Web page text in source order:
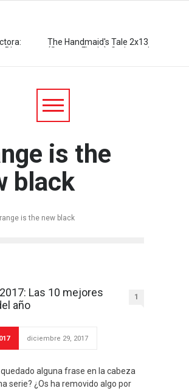
The Handmaid's Tale 2x13
(Season Finale): Godspeed
The Handmaid's Tale 2x10:
Un palo tras otro
posible
The Handmaid's Tale 2x08:
a
The Handmaid's Tale 2x07:
The Handmaid's Tale 2x06:
is the
black
is the new black
Las 10 mejores
año
1
diciembre 29, 2017
quedado alguna frase en la cabeza
serie? ¿Os ha removido algo por